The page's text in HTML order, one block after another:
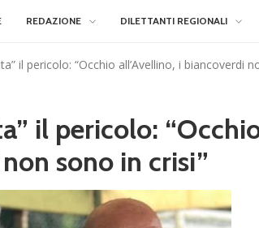
REDAZIONE DILETTANTI REGIONALI
il pericolo: “Occhio all’Avellino, i biancoverdi
il pericolo:
sono in crisi”